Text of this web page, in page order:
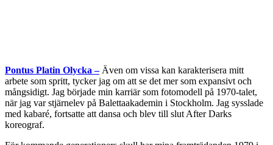
Pontus Platin Olycka –Även om vissa kan karakterisera mitt
arbete som spritt, tycker jag om att se det mer som expansivt och
mångsidigt. Jag började min karriär som fotomodell på 1970-talet,
när jag var stjärnelev på Balettaakademin i Stockholm. Jag sysslade
med kabaré, fortsatte att dansa och blev till slut After Darks
koreograf.